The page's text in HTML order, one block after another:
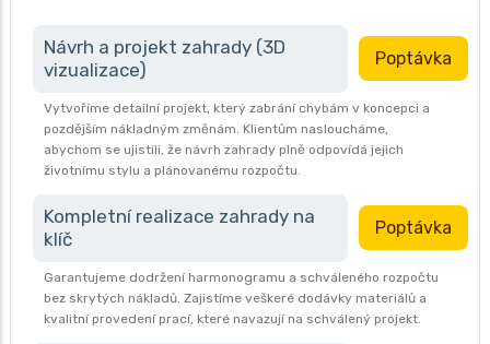
Návrh a projekt zahrady (3D
vizualizace)
Poptávka
Vytvoříme detailní projekt, který zabrání chybám v koncepci a
pozdějším nákladným změnám. Klientům nasloucháme,
abychom se ujistili, že návrh zahrady plně odpovídá jejich
životnímu stylu a plánovanému rozpočtu.
Kompletní realizace zahrady na
klíč
Poptávka
Garantujeme dodržení harmonogramu a schváleného rozpočtu
bez skrytých nákladů. Zajistíme veškeré dodávky materiálů a
kvalitní provedení prací, které navazují na schválený projekt.